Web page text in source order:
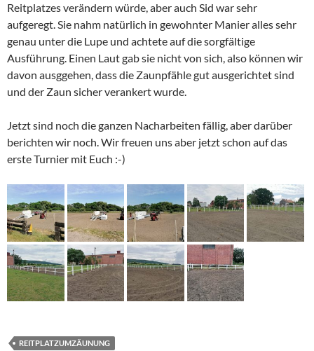
Reitplatzes verändern würde, aber auch Sid war sehr
aufgeregt. Sie nahm natürlich in gewohnter Manier alles sehr
genau unter die Lupe und achtete auf die sorgfältige
Ausführung. Einen Laut gab sie nicht von sich, also können wir
davon ausggehen, dass die Zaunpfähle gut ausgerichtet sind
und der Zaun sicher verankert wurde.
Jetzt sind noch die ganzen Nacharbeiten fällig, aber darüber
berichten wir noch. Wir freuen uns aber jetzt schon auf das
erste Turnier mit Euch :-)
REITPLATZUMZÄUNUNG